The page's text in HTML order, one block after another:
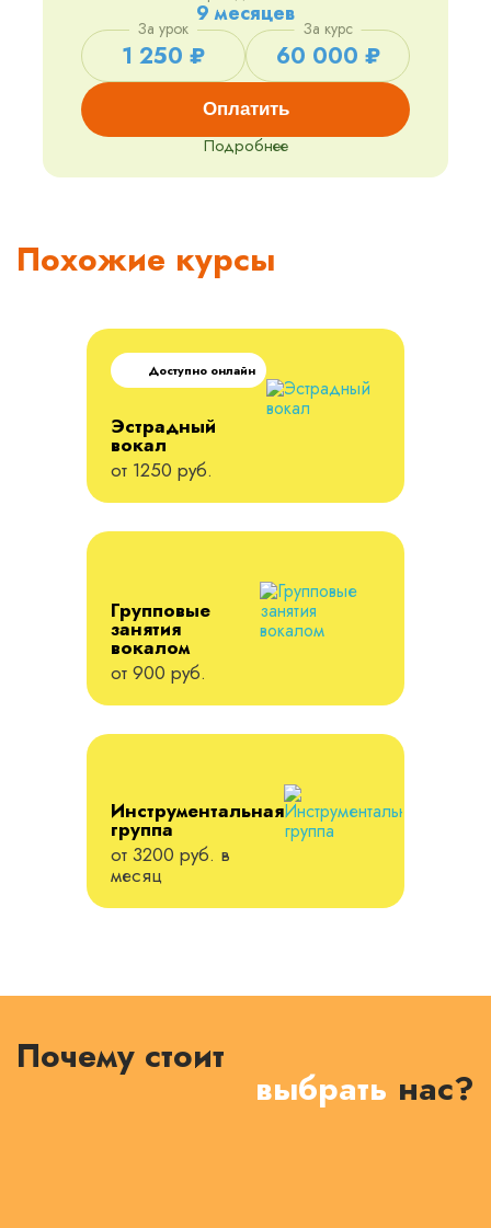
9 месяцев
За урок
1 250 ₽
За курс
60 000 ₽
Оплатить
Подробнее
Похожие курсы
Доступно онлайн
Эстрадный
вокал
от 1250 руб.
Групповые
занятия
вокалом
от 900 руб.
Инструментальная
группа
от 3200 руб. в
месяц
Почему стоит
выбрать нас?